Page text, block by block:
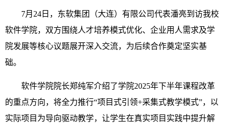
7月24日，东软集团（大连）有限公司代表潘亮到访我校
软件学院，双方围绕人才培养模式优化、企业用人需求及学
院发展等核心议题展开深入交流，为后续合作奠定坚实基
础。
软件学院院长郑纯军介绍了学院2025年下半年课程改革
的重点方向，将全力推行“项目式引领+采集式教学模式”，以
实际项目为导向驱动教学，让学生在真实项目实践中提升解